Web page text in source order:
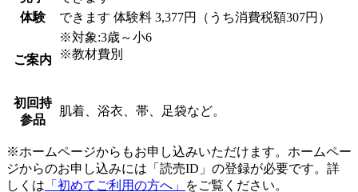
体験
できます 体験料 3,377円（うち消費税額307円）
ご案内
※対象:3歳～小6
※教材費別
初回持
参品
肌着、浴衣、帯、足袋など。
※ホームページからもお申し込みいただけます。ホームペー
ジからのお申し込みには「読売ID」の登録が必要です。詳
しくは 「初めてご利用の方へ」 をご覧ください。